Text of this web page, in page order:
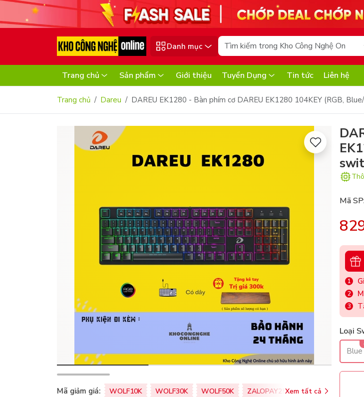
Danh mục
Trang chủ Sản phẩm Giới thiệu Tuyển Dụng Tin tức Liên hệ
Trang chủ Dareu DAREU EK1280 - Bàn phím cơ DAREU EK1280 104KEY (RGB,
Mã giảm giá: WOLF10K WOLF30K WOLF50K ZALOPAY25K SHOPEEPAY026
Xem tất cả
Mã
Loại
Blue